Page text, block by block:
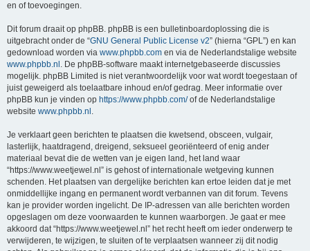
en of toevoegingen.
Dit forum draait op phpBB. phpBB is een bulletinboardoplossing die is
uitgebracht onder de “GNU General Public License v2” (hierna “GPL”) en kan
gedownload worden via www.phpbb.com en via de Nederlandstalige website
www.phpbb.nl . De phpBB-software maakt internetgebaseerde discussies
mogelijk. phpBB Limited is niet verantwoordelijk voor wat wordt toegestaan of
juist geweigerd als toelaatbare inhoud en/of gedrag. Meer informatie over
phpBB kun je vinden op https://www.phpbb.com/of de Nederlandstalige
website www.phpbb.nl .
Je verklaart geen berichten te plaatsen die kwetsend, obsceen, vulgair,
lasterlijk, haatdragend, dreigend, seksueel georiënteerd of enig ander
materiaal bevat die de wetten van je eigen land, het land waar
“https://www.weetjewel.nl” is gehost of internationale wetgeving kunnen
schenden. Het plaatsen van dergelijke berichten kan ertoe leiden dat je met
onmiddellijke ingang en permanent wordt verbannen van dit forum. Tevens
kan je provider worden ingelicht. De IP-adressen van alle berichten worden
opgeslagen om deze voorwaarden te kunnen waarborgen. Je gaat er mee
akkoord dat “https://www.weetjewel.nl” het recht heeft om ieder onderwerp te
verwijderen, te wijzigen, te sluiten of te verplaatsen wanneer zij dit nodig